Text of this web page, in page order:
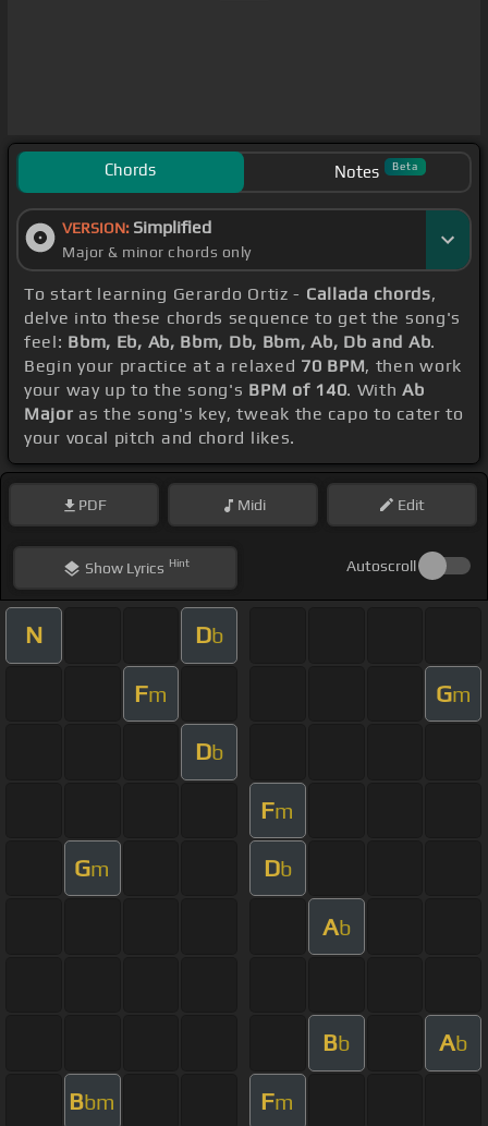
Chords Notes Beta
VERSION: Simplified
Major & minor chords only
To start learning Gerardo Ortiz - Callada chords,
delve into these chords sequence to get the song's
feel: Bbm, Eb, Ab, Bbm, Db, Bbm, Ab, Db and Ab.
Begin your practice at a relaxed 70 BPM, then work
your way up to the song's BPM of 140. WithAb
Major as the song's key, tweak the capo to cater to
your vocal pitch and chord likes.
PDF Midi Edit
ShowLyrics Hint Autoscroll
N Db
Fm Gm
Db
Fm
Gm Db
Ab
Bb Ab
Bbm Fm